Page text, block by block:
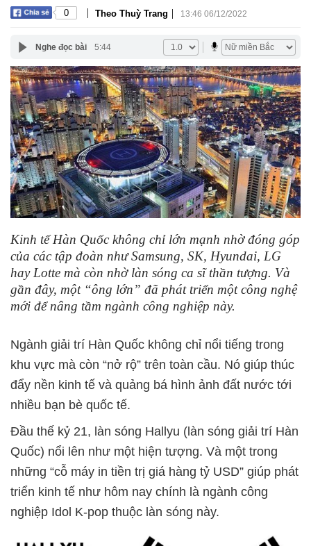
0 | Theo Thuỳ Trang | 13:46 06/12/2022
Nghe đọc bài 5:44
Kinh tế Hàn Quốc không chỉ lớn mạnh nhờ đóng góp
của các tập đoàn như Samsung, SK, Hyundai, LG
hay Lotte mà còn nhờ làn sóng ca sĩ thần tượng. Và
gần đây, một “ông lớn” đã phát triển một công nghệ
mới để nâng tầm ngành công nghiệp này.
Ngành giải trí Hàn Quốc không chỉ nổi tiếng trong
khu vực mà còn “nở rộ” trên toàn cầu. Nó giúp thúc
đẩy nền kinh tế và quảng bá hình ảnh đất nước tới
nhiều bạn bè quốc tế.
Đầu thế kỷ 21, làn sóng Hallyu (làn sóng giải trí Hàn
Quốc) nổi lên như một hiện tượng. Và một trong
những “cỗ máy in tiền trị giá hàng tỷ USD” giúp phát
triển kinh tế như hôm nay chính là ngành công
nghiệp Idol K-pop thuộc làn sóng này.